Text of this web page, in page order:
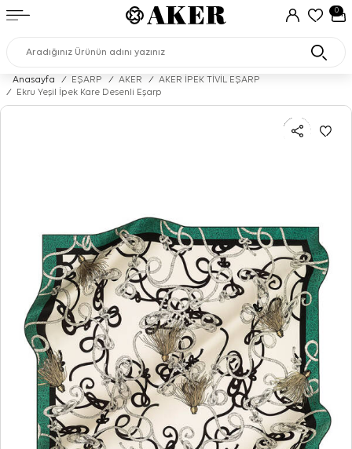
0
Anasayfa / EŞARP / AKER /
AKER İPEK TİVİL EŞARP
/
Ekru Yeşil İpek Kare Desenli Eşarp